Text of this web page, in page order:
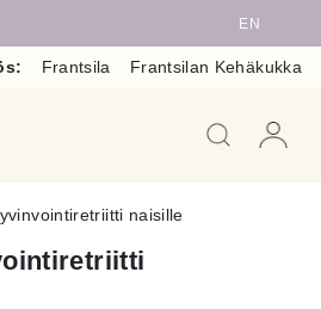
EN
Frantsila Frantsilan Kehäkukka
When
naisille